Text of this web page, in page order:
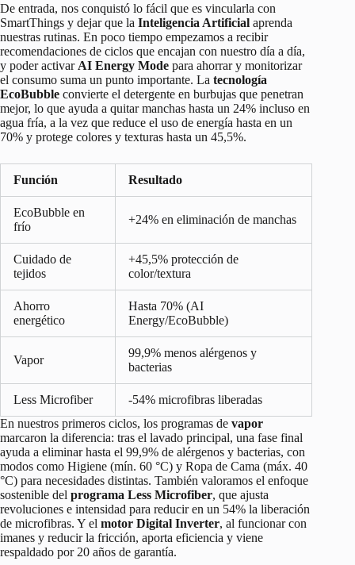
De entrada, nos conquistó lo fácil que es vincularla con
SmartThings y dejar que la Inteligencia Artificial aprenda
nuestras rutinas. En poco tiempo empezamos a recibir
recomendaciones de ciclos que encajan con nuestro día a día,
y poder activar AI Energy Mode para ahorrar y monitorizar
el consumo suma un punto importante. La tecnología
EcoBubble convierte el detergente en burbujas que penetran
mejor, lo que ayuda a quitar manchas hasta un 24% incluso en
agua fría, a la vez que reduce el uso de energía hasta en un
70% y protege colores y texturas hasta un 45,5%.
Función Resultado
EcoBubble en
frío
+24% en eliminación de manchas
Cuidado de
tejidos
+45,5% protección de
color/textura
Ahorro
energético
Hasta 70% (AI
Energy/EcoBubble)
Vapor
99,9% menos alérgenos y
bacterias
Less Microfiber
-54% microfibras liberadas
En nuestros primeros ciclos, los programas de vapor
marcaron la diferencia: tras el lavado principal, una fase final
ayuda a eliminar hasta el 99,9% de alérgenos y bacterias, con
modos como Higiene (mín. 60 °C) y Ropa de Cama (máx. 40
°C) para necesidades distintas. También valoramos el enfoque
sostenible del programa Less Microfiber, que ajusta
revoluciones e intensidad para reducir en un 54% la liberación
de microfibras. Y el motor Digital Inverter, al funcionar con
imanes y reducir la fricción, aporta eficiencia y viene
respaldado por 20 años de garantía.